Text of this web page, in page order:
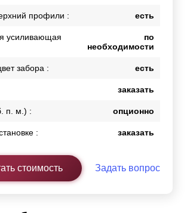
профили : есть
усиливающая
по
необходимости
забора : есть
заказать
п. м.) : опционно
: заказать
стоимость Задать вопрос